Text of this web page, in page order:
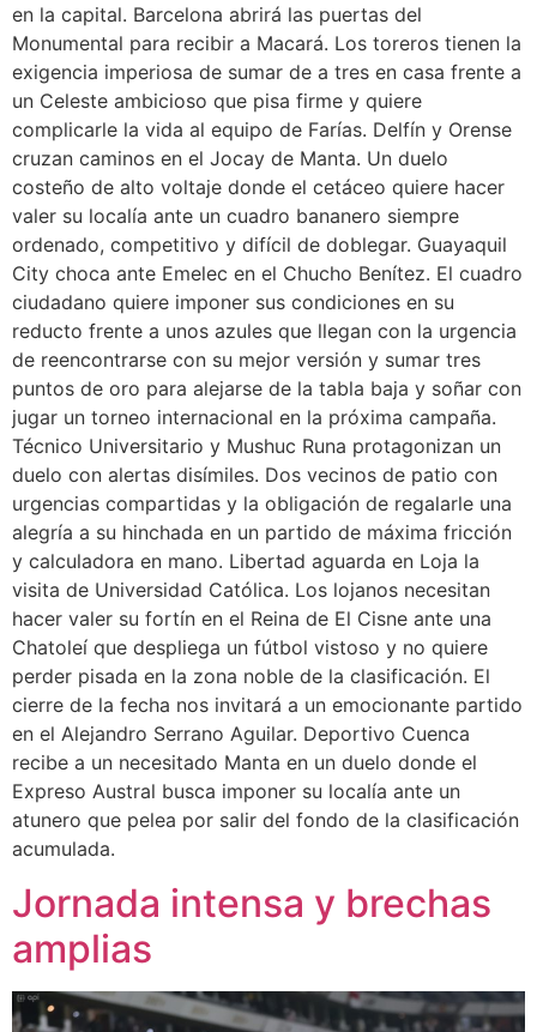
en la capital. Barcelona abrirá las puertas del
Monumental para recibir a Macará. Los toreros tienen la
exigencia imperiosa de sumar de a tres en casa frente a
un Celeste ambicioso que pisa firme y quiere
complicarle la vida al equipo de Farías. Delfín y Orense
cruzan caminos en el Jocay de Manta. Un duelo
costeño de alto voltaje donde el cetáceo quiere hacer
valer su localía ante un cuadro bananero siempre
ordenado, competitivo y difícil de doblegar. Guayaquil
City choca ante Emelec en el Chucho Benítez. El cuadro
ciudadano quiere imponer sus condiciones en su
reducto frente a unos azules que llegan con la urgencia
de reencontrarse con su mejor versión y sumar tres
puntos de oro para alejarse de la tabla baja y soñar con
jugar un torneo internacional en la próxima campaña.
Técnico Universitario y Mushuc Runa protagonizan un
duelo con alertas disímiles. Dos vecinos de patio con
urgencias compartidas y la obligación de regalarle una
alegría a su hinchada en un partido de máxima fricción
y calculadora en mano. Libertad aguarda en Loja la
visita de Universidad Católica. Los lojanos necesitan
hacer valer su fortín en el Reina de El Cisne ante una
Chatoleí que despliega un fútbol vistoso y no quiere
perder pisada en la zona noble de la clasificación. El
cierre de la fecha nos invitará a un emocionante partido
en el Alejandro Serrano Aguilar. Deportivo Cuenca
recibe a un necesitado Manta en un duelo donde el
Expreso Austral busca imponer su localía ante un
atunero que pelea por salir del fondo de la clasificación
acumulada.
Jornada intensa y brechas
amplias